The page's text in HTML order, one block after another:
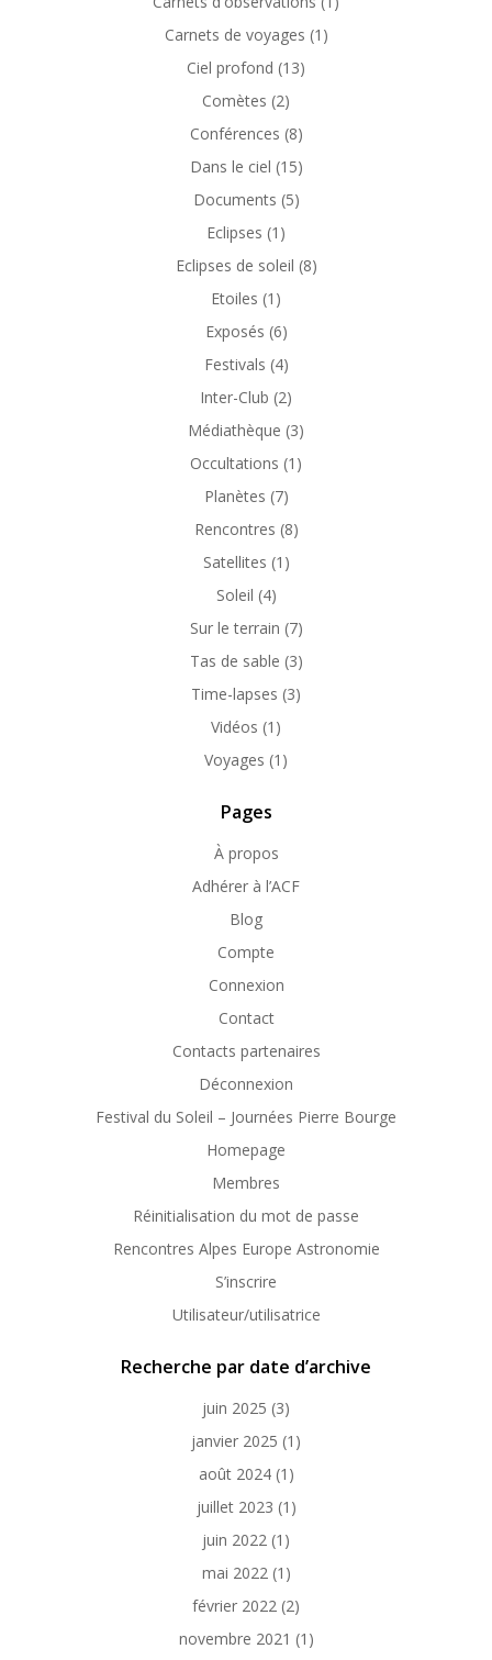
Carnets de voyages (1)
Ciel profond (13)
Comètes (2)
Conférences (8)
Dans le ciel (15)
Documents (5)
Eclipses (1)
Eclipses de soleil (8)
Etoiles (1)
Exposés (6)
Festivals (4)
Inter-Club (2)
Médiathèque (3)
Occultations (1)
Planètes (7)
Rencontres (8)
Satellites (1)
Soleil (4)
Sur le terrain (7)
Tas de sable (3)
Time-lapses (3)
Vidéos (1)
Voyages (1)
Pages
À propos
Adhérer à l’ACF
Blog
Compte
Connexion
Contact
Contacts partenaires
Déconnexion
Festival du Soleil – Journées Pierre Bourge
Homepage
Membres
Réinitialisation du mot de passe
Rencontres Alpes Europe Astronomie
S’inscrire
Utilisateur/utilisatrice
Recherche par date d’archive
juin 2025 (3)
janvier 2025 (1)
août 2024(1)
juillet 2023 (1)
juin 2022 (1)
mai 2022(1)
février 2022 (2)
novembre 2021 (1)